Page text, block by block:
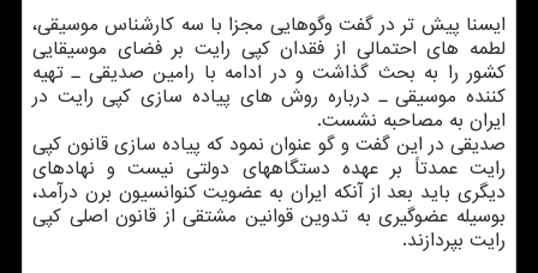
ایسنا پیش تر در گفت وگوهایی مجزا با سه کارشناس موسیقی،
لطمه های احتمالی از فقدان کپی رایت بر فضای موسیقایی
کشور را به بحث گذاشت و در ادامه با رامین صدیقی ـ تهیه
کننده موسیقی ـ درباره روش های پیاده سازی کپی رایت در
ایران به مصاحبه نشست.
صدیقی در این گفت و گو عنوان نمود که پیاده سازی قانون کپی
رایت عمدتاً بر عهده دستگاههای دولتی نیست و نهادهای
دیگری باید بعد از آنکه ایران به عضویت کنوانسیون برن درآمد،
بوسیله عضوگیری به تدوین قوانین مشتقی از قانون اصلی کپی
رایت بپردازند.